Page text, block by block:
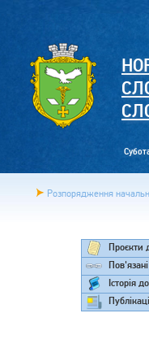
Розпорядження
Проєкти
Історія